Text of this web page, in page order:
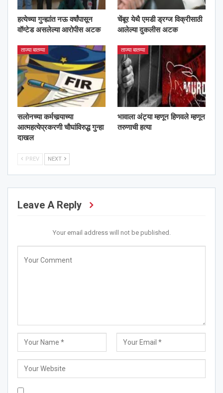
हत्येच्या गुन्ह्यांत नऊ वर्षांपासून
वॉण्टेड असलेल्या आरोपीस अटक
चेंबूर येथै एमडी ड्रग्ज विक्रीसाठी
आलेल्या दुकलीस अटक
ताज्या बातम्या
सलोनच्या कर्मचार्‍याच्या
आत्महत्येप्रकरणी चौघांविरुद्ध गुन्हा
दाखल
ताज्या बातम्या
भावाला अंट्या म्हणून हिणवले म्हणून
तरुणाची हत्या
PREV NEXT
Leave A Reply
Your email address will not be published.